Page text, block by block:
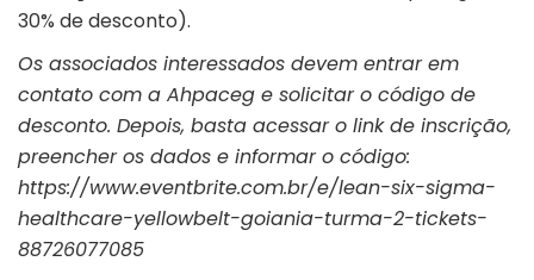
30% de desconto).
Os associados interessados devem entrar em
contato com a Ahpaceg e solicitar o código de
desconto. Depois, basta acessar o link de inscrição,
preencher os dados e informar o código:
https://www.eventbrite.com.br/e/lean-six-sigma-
healthcare-yellowbelt-goiania-turma-2-tickets-
88726077085